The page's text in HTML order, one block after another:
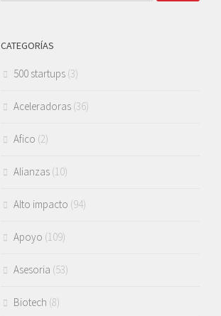
CATEGORÍAS
500 startups (3)
Aceleradoras (36)
Afico (2)
Alianzas (10)
Alto impacto (94)
Apoyo (109)
Asesoria (53)
Biotech (8)